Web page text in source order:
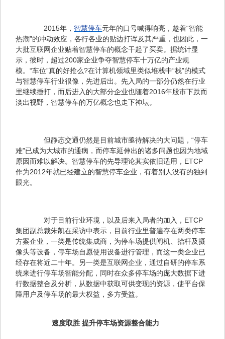
2015年， 智慧停车元年的口号喊得响亮，趁着“智能
热潮”的冲动效应，各行各业的贴边打诨及其严重，也因此，一
大批互联网企业贴着智慧停车的概念干起了买卖。据统计显
示，彼时，超过200家企业争夺智慧停车十万亿的产业规
模。“车位”真的好抢么?在计算机领域里类似堆栈中“栈”的模式
与智慧停车行业很像，先进后出。先入局的一部分仍然在行业
里继续捶打，而后进入的大部分企业也随着2016年股市下跌而
淡出视野，智慧停车的万亿概念也走下神坛。
但静态交通仍然是目前城市亟待解决的大问题，“停车
难”已成为大城市的通病，而停车延伸出的诸多问题也因为地域
原因而难以解决。智慧停车的先导理论其实依旧适用，ETCP
作为2012年就已经建立的智慧停车企业，有着别人没有的独到
眼光。
对于目前行业环境，以及后来入局者的加入，ETCP
集团副总裁朱凯在采访中表示，目前行业里普遍存在两类停车
方案企业，一类是传统集成商，为停车场提供闸机、抬杆及摄
像头等设备，停车场自愿使用设备进行管理，而这一类企业已
经存在将近二十年。另一类是互联网企业，通过自研的停车系
统来进行停车场智能分配，同时在众多停车场的庞大数据下进
行数据整合及分析，从数据中获取可供变现的资源，使平台保
障用户及停车场的最大权益，多方受益。
速度取胜 提升停车场资源整合能力